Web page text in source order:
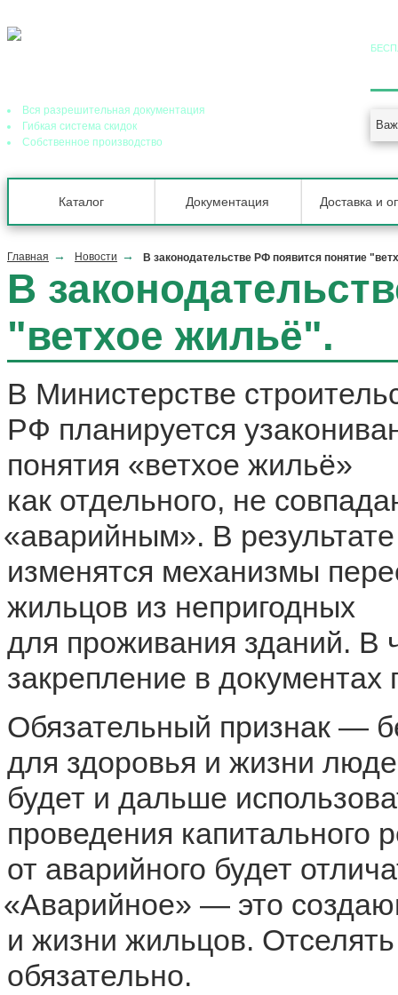
Вся разрешительная документация
Гибкая система скидок
Собственное производство
Каталог Документация Доставка и
Главная Новости В законодательстве РФ появится понятие
В
"ветхое жильё".
В Министерстве
РФ планируется
понятия «ветхое жильё»
как отдельного, не
«аварийным». В результате
изменятся механизмы
жильцов из непригодных
для проживания зданий. В
закрепление в документах
Обязательный признак —
для здоровья и жизни
будет и дальше
проведения капитального
от аварийного будет
«Аварийное» — это
и жизни жильцов.
обязательно.